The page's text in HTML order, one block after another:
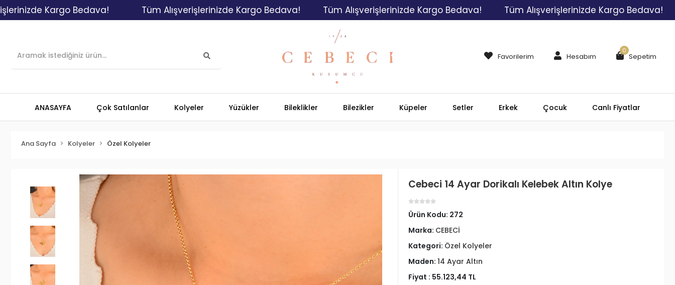
Kargo Bedava! Tüm Alışverişlerinizde Kargo Bedava! Tüm Alışverişlerinizde Kargo Bedava! Tüm Alışverişlerinizde Kargo Bedava!
Favorilerim Hesabım Sepetim
0
ANASAYFA Çok Satılanlar Kolyeler Yüzükler Bileklikler Bilezikler Küpeler Setler Erkek Çocuk Canlı Fiyatlar
Ana Sayfa Kolyeler Özel Kolyeler
Cebeci 14 Ayar Dorikalı Kelebek Altın Kolye
Ürün Kodu: 272
Marka: CEBECİ
Kategori: Özel Kolyeler
Maden: 14 Ayar Altın
Fiyat : 55.123,44 TL